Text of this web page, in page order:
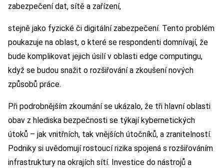
zabezpečení dat, sítě a zařízení,
stejně jako fyzické či digitální zabezpečení. Tento problém
poukazuje na oblast, o které se respondenti domnívají, že
bude komplikovat jejich úsilí v oblasti edge computingu,
když se budou snažit o rozšiřování a zkoušení nových
způsobů práce.
Při podrobnějším zkoumání se ukázalo, že tři hlavní oblasti
obav z hlediska bezpečnosti se týkají kybernetických
útoků – jak vnitřních, tak vnějších útočníků, a zranitelností.
Podniky si uvědomují rostoucí rizika spojená s rozšiřováním
infrastruktury na okrajích sítí. Investice do nástrojů a